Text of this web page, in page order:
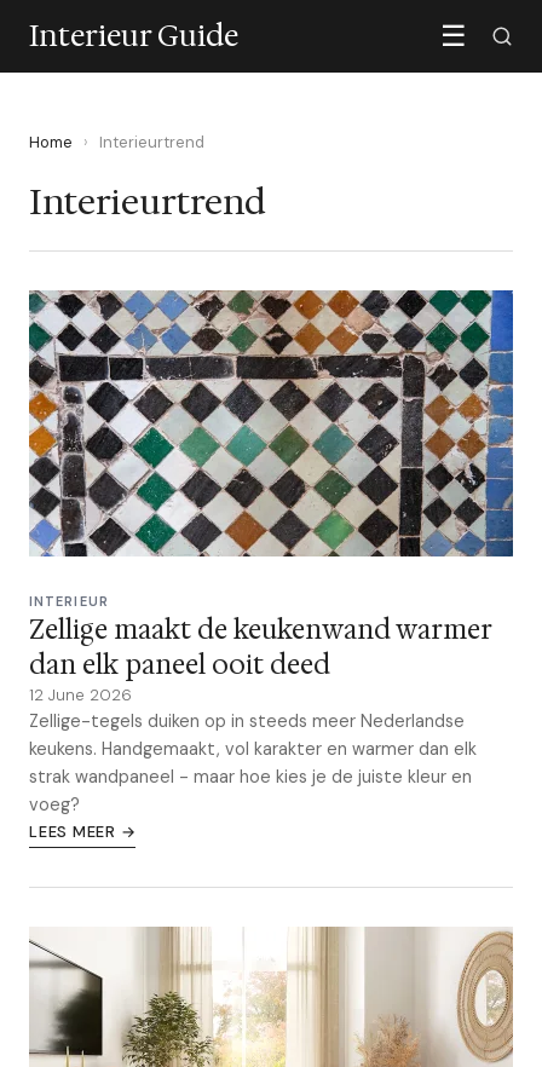
Interieur Guide ☰
Home › Interieurtrend
Interieurtrend
INTERIEUR
Zellige maakt de keukenwand warmer
dan elk paneel ooit deed
12 June 2026
Zellige-tegels duiken op in steeds meer Nederlandse
keukens. Handgemaakt, vol karakter en warmer dan elk
strak wandpaneel - maar hoe kies je de juiste kleur en
voeg?
LEES MEER →